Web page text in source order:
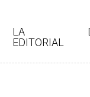
LA
EDITORIAL